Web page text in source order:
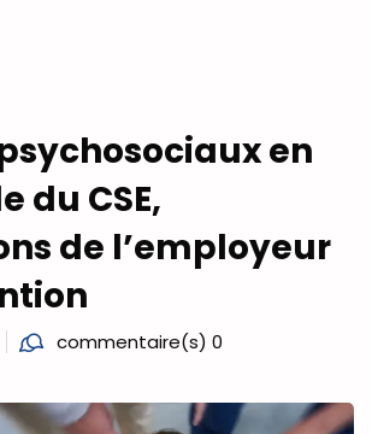
en
du CSE,
de l’employeur
commentaire(s) 0